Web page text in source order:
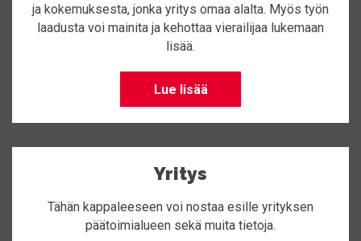
ja kokemuksesta, jonka yritys omaa alalta. Myös työn
laadusta voi mainita ja kehottaa vierailijaa lukemaan
lisää.
Lue lisää
Yritys
Tähän kappaleeseen voi nostaa esille yrityksen
päätoimialueen sekä muita tietoja.